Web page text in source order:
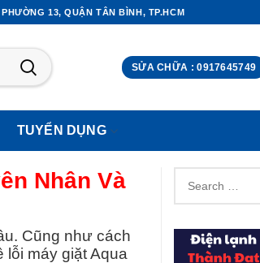
13, QUẬN TÂN BÌNH, TP.HCM
SỬA CHỮA : 0917645749
TUYỂN DỤNG
Nhân Và
Cũng như cách
lỗi máy giặt Aqua
for: